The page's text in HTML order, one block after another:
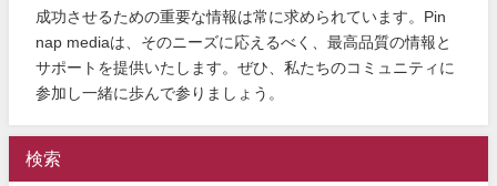
成功させるための重要な情報は常に求められています。Pin
nap mediaは、そのニーズに応えるべく、最高品質の情報と
サポートを提供いたします。ぜひ、私たちのコミュニティに
参加し一緒に歩んで参りましょう。
検索